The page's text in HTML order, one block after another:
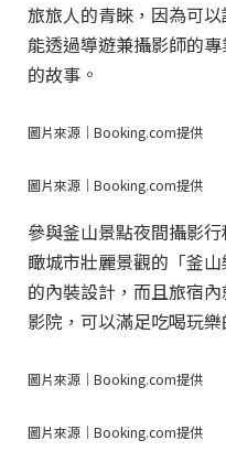
旅旅人的青睞，因為可
能透過導遊兼攝影師的
的故事。
圖片來源｜Booking.com提供
圖片來源｜Booking.com提供
參與釜山景點夜間攝影
瞰城市壯麗景觀的「釜
的內裝設計，而且旅宿
影院，可以滿足吃喝玩
圖片來源｜Booking.com提供
圖片來源｜Booking.com提供